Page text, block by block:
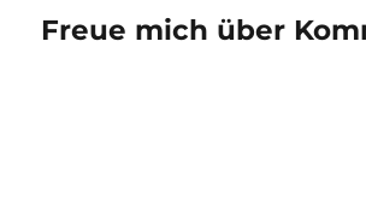
Freue mich über